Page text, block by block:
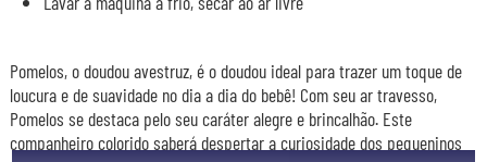
Pomelos, o doudou avestruz, é o doudou ideal para trazer um toque de
loucura e de suavidade no dia a dia do bebê! Com seu ar travesso,
Pomelos se destaca pelo seu caráter alegre e brincalhão. Este
companheiro colorido saberá despertar a curiosidade dos pequeninos